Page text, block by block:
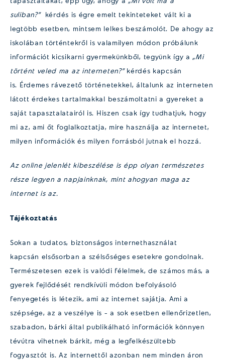
suliban?” kérdés is égre emelt tekinteteket vált ki a
legtöbb esetben, mintsem lelkes beszámolót. De ahogy az
iskolában történtekről is valamilyen módon próbálunk
információt kicsikarni gyermekünkből, tegyünk így a „Mi
történt veled ma az interneten?” kérdés kapcsán
is. Érdemes rávezető történetekkel, általunk az interneten
látott érdekes tartalmakkal beszámoltatni a gyereket a
saját tapasztalatairól is. Hiszen csak így tudhatjuk, hogy
mi az, ami őt foglalkoztatja, mire használja az internetet,
milyen információk és milyen forrásból jutnak el hozzá.
Azonline jelenlét kibeszélése is épp olyan természetes
része legyen a napjainknak, mint ahogyan maga az
internet is az.
Tájékoztatás
Sokan a tudatos, biztonságos internethasználat
kapcsán elsősorban a szélsőséges esetekre gondolnak.
Természetesen ezek is valódi félelmek, de számos más, a
gyerek fejlődését rendkívüli módon befolyásoló
fenyegetés is létezik, ami az internet sajátja. Ami a
szépsége, az a veszélye is – a sok esetben ellenőrizetlen,
szabadon, bárki által publikálható információk könnyen
tévútra vihetnek bárkit, még a legfelkészültebb
fogyasztót is. Az internettől azonban nem minden áron